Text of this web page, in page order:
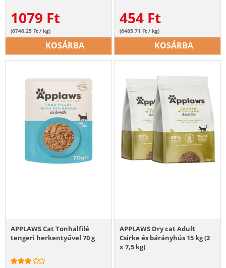
1079 Ft
(6746.25 Ft / kg)
KOSÁRBA
454 Ft
(6485.71 Ft / kg)
KOSÁRBA
APPLAWS Cat Tonhalfilé
tengeri herkentyűvel 70 g
APPLAWS Dry cat Adult
Csirke és bárányhús 15 kg (2
x 7,5 kg)